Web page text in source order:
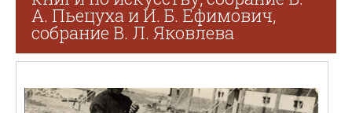
А. Пьецуха и И. Б. Ефимович,
собрание В. Л. Яковлева